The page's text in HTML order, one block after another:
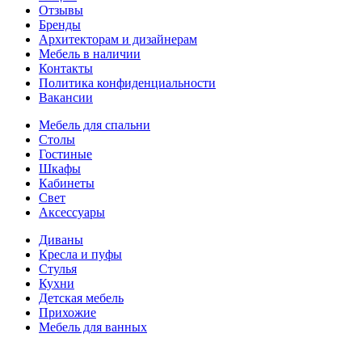
Отзывы
Бренды
Архитекторам и дизайнерам
Мебель в наличии
Контакты
Политика конфиденциальности
Вакансии
Мебель для спальни
Столы
Гостиные
Шкафы
Кабинеты
Свет
Аксессуары
Диваны
Кресла и пуфы
Стулья
Кухни
Детская мебель
Прихожие
Мебель для ванных